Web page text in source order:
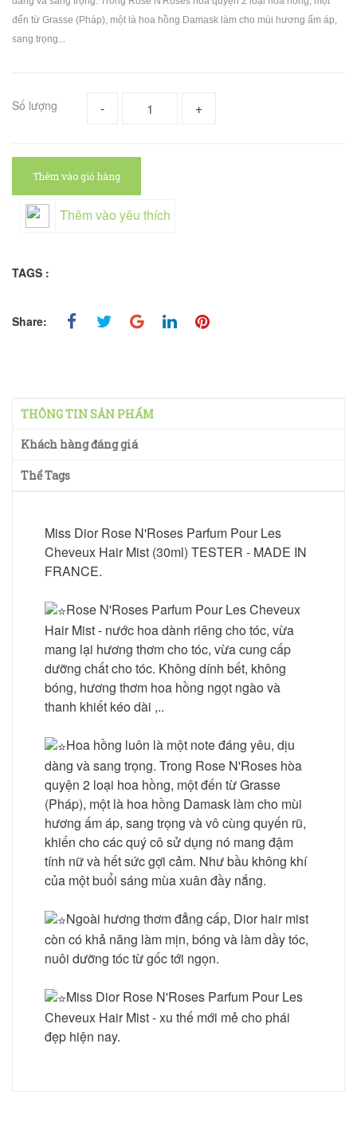
đến từ Grasse (Pháp), một là hoa hồng Damask làm cho mùi hương ấm áp,
sang trọng...
Số lượng - +
Thêm vào giỏ hàng
Thêm vào yêu thích
TAGS :
Share:
THÔNG TIN SẢN PHẨM
Khách hàng đáng giá
Thể Tags
Miss Dior Rose N'Roses Parfum Pour Les
Cheveux Hair Mist (30ml) TESTER - MADE IN
FRANCE.
Rose N'Roses Parfum Pour Les Cheveux
Hair Mist - nước hoa dành riêng cho tóc, vừa
mang lại hương thơm cho tóc, vừa cung cấp
dưỡng chất cho tóc. Không dính bết, không
bóng, hương thơm hoa hồng ngọt ngào và
thanh khiết kéo dài ,..
Hoa hồng luôn là một note đáng yêu, dịu
dàng và sang trọng. Trong Rose N'Roses hòa
quyện 2 loại hoa hồng, một đến từ Grasse
(Pháp), một là hoa hồng Damask làm cho mùi
hương ấm áp, sang trọng và vô cùng quyến rũ,
khiến cho các quý cô sử dụng nó mang đậm
tính nữ và hết sức gợi cảm. Như bầu không khí
của một buổi sáng mùa xuân đầy nắng.
Ngoài hương thơm đẳng cấp, Dior hair mist
còn có khả năng làm mịn, bóng và làm dầy tóc,
nuôi dưỡng tóc từ gốc tới ngọn.
Miss Dior Rose N'Roses Parfum Pour Les
Cheveux Hair Mist - xu thế mới mẻ cho phái
đẹp hiện nay.